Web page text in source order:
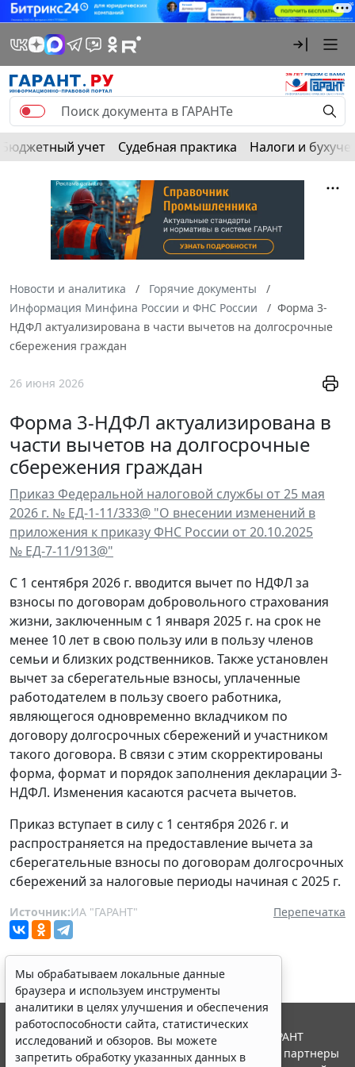
Бюджетный учет Судебная практика Налоги и
Новости и аналитика
Горячие документы
Информация Минфина России и ФНС России
Форма 3-
НДФЛ актуализирована в части вычетов на долгосрочные
сбережения граждан
26 июня 2026
Форма 3-НДФЛ актуализирована в
части вычетов на долгосрочные
сбережения граждан
Приказ Федеральной налоговой службы от 25 мая
2026 г. № ЕД-1-11/333@ "О внесении изменений в
приложения к приказу ФНС России от 20.10.2025
№ ЕД-7-11/913@"
С 1 сентября 2026 г. вводится вычет по НДФЛ за
взносы по договорам добровольного страхования
жизни, заключенным с 1 января 2025 г. на срок не
менее 10 лет в свою пользу или в пользу членов
семьи и близких родственников. Также установлен
вычет за сберегательные взносы, уплаченные
работодателем в пользу своего работника,
являющегося одновременно вкладчиком по
договору долгосрочных сбережений и участником
такого договора. В связи с этим скорректированы
форма, формат и порядок заполнения декларации 3-
НДФЛ. Изменения касаются расчета вычетов.
Приказ вступает в силу с 1 сентября 2026 г. и
распространяется на предоставление вычета за
сберегательные взносы по договорам долгосрочных
сбережений за налоговые периоды начиная с 2025 г.
Источник:ИА "ГАРАНТ" Перепечатка
Мы обрабатываем локальные данные
браузера и используем инструменты
аналитики в целях улучшения и обеспечения
работоспособности сайта, статистических
исследований и обзоров. Вы можете
запретить обработку указанных данных в
© ООО "НПП "ГАРАНТ-СЕРВИС", 2026. Система ГАРАНТ
выпускается с 1990 года. Компания "Гарант" и ее партнеры